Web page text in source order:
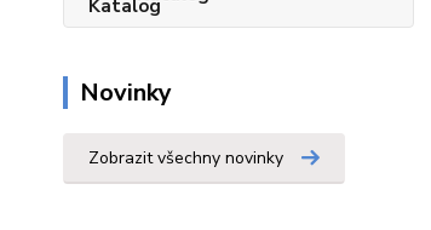
Novinky
Zobrazit všechny novinky